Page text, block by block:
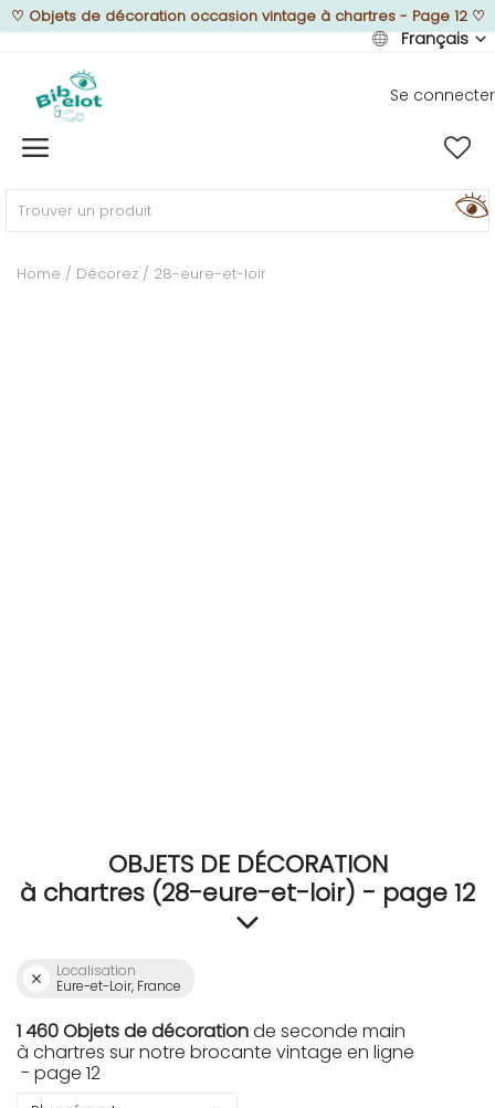
♡ Objets de décoration occasion vintage à chartres - Page 12♡
Français
Se connecter
Home
MEUBLEZ
Home Décorez 28-eure-et-loir
OBJETS DE DÉCORATION
à chartres (28-eure-et-loir) - page 12
Localisation
Eure-et-Loir, France
1 460 Objets de décorationde seconde main
à chartres sur notre brocante vintage en ligne
- page 12